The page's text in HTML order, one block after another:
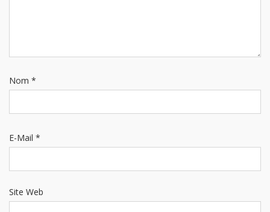
Nom *
E-Mail *
Site Web